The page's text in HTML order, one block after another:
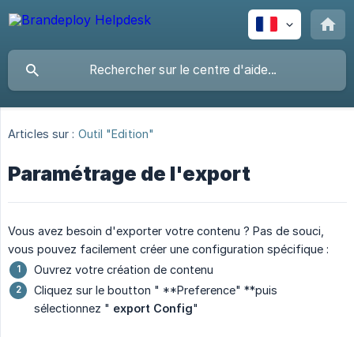
Articles sur : Outil "Edition"
Paramétrage de l'export
Vous avez besoin d'exporter votre contenu ? Pas de souci,
vous pouvez facilement créer une configuration spécifique :
Ouvrez votre création de contenu
Cliquez sur le boutton " **Preference" **puis
sélectionnez " export Config"